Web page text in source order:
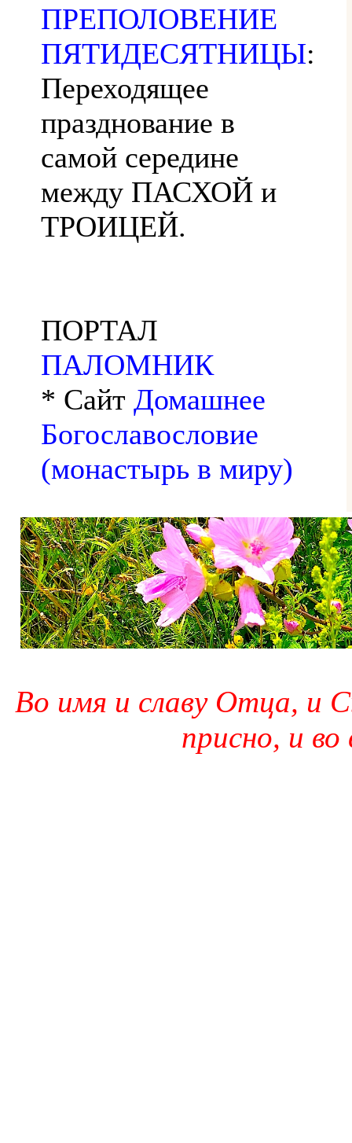
ПРЕПОЛОВЕНИЕ
ПЯТИДЕСЯТНИЦЫ:
Переходящее
празднование в
самой середине
между ПАСХОЙ и
ТРОИЦЕЙ.
ПОРТАЛ
ПАЛОМНИК
* Сайт Домашнее
Богославословие
(монастырь в миру)
Во имя и славу Отца, и
присно, и во